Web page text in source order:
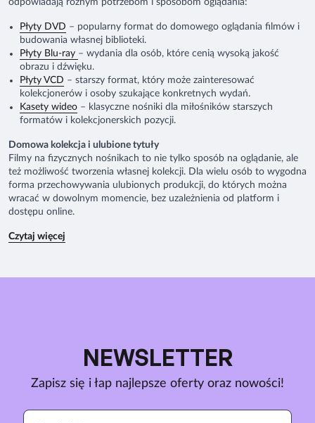
odpowiadają różnym potrzebom i sposobom oglądania:
Płyty DVD – popularny format do domowego oglądania filmów i
budowania własnej biblioteki.
Płyty Blu-ray – wydania dla osób, które cenią wysoką jakość
obrazu i dźwięku.
Płyty VCD – starszy format, który może zainteresować
kolekcjonerów i osoby szukające konkretnych wydań.
Kasety wideo – klasyczne nośniki dla miłośników starszych
formatów i kolekcjonerskich pozycji.
Domowa kolekcja i ulubione tytuły
Filmy na fizycznych nośnikach to nie tylko sposób na oglądanie, ale
też możliwość tworzenia własnej kolekcji. Dla wielu osób to wygodna
forma przechowywania ulubionych produkcji, do których można
wracać w dowolnym momencie, bez uzależnienia od platform i
dostępu online.
Czytaj więcej
NEWSLETTER
Zapisz się i łap najlepsze oferty oraz nowości!